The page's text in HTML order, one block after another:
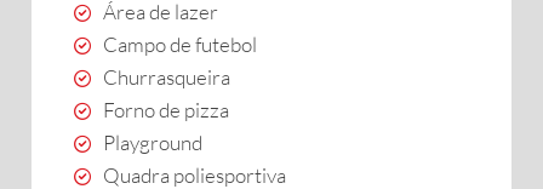
Área de lazer
Campo de futebol
Churrasqueira
Forno de pizza
Playground
Quadra poliesportiva